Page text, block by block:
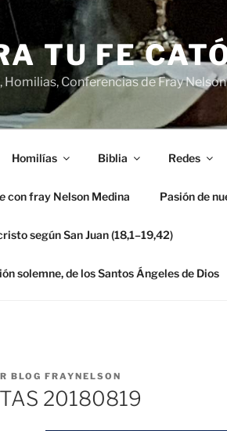
TU FE
Conferencias de Fray Nelson
Homilías Biblia Redes
con fray Nelson Medina Pasión de
según San Juan (18,1–19,42)
solemne, de los Santos Ángeles de Dios
BLOG FRAYNELSON
20180819